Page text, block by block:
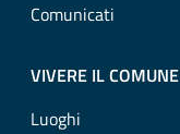
Comunicati
VIVERE IL COMUNE
Luoghi